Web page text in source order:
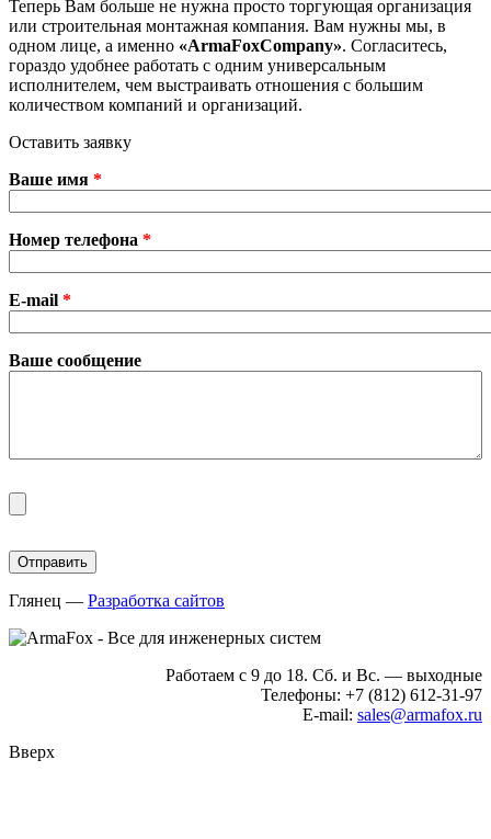
Теперь Вам больше не нужна просто торгующая организация
или строительная монтажная компания. Вам нужны мы, в
одном лице, а именно «ArmaFoxCompany». Согласитесь,
гораздо удобнее работать с одним универсальным
исполнителем, чем выстраивать отношения с большим
количеством компаний и организаций.
Оставить заявку
Ваше имя *
Номер телефона *
E-mail *
Ваше сообщение
Глянец — Разработка сайтов
Работаем с 9 до 18. Сб. и Вс. — выходные
Телефоны: +7 (812) 612-31-97
E-mail: sales@armafox.ru
Вверх